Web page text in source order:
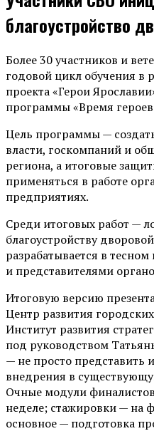
благоустройство
Более 30 участников и
годовой цикл обучения в
проекта «Герои
программы «Время
Цель программы —
власти, госкомпаний и
региона, а итоговые
применяться в работе
предприятиях.
Среди итоговых работ —
благоустройству
разрабатывается в
и представителями
Итоговую версию
Центр развития
Институт развития
под руководством
— не просто представить
внедрения в
Очные модули
неделе; стажировки — на
основное — подготовка